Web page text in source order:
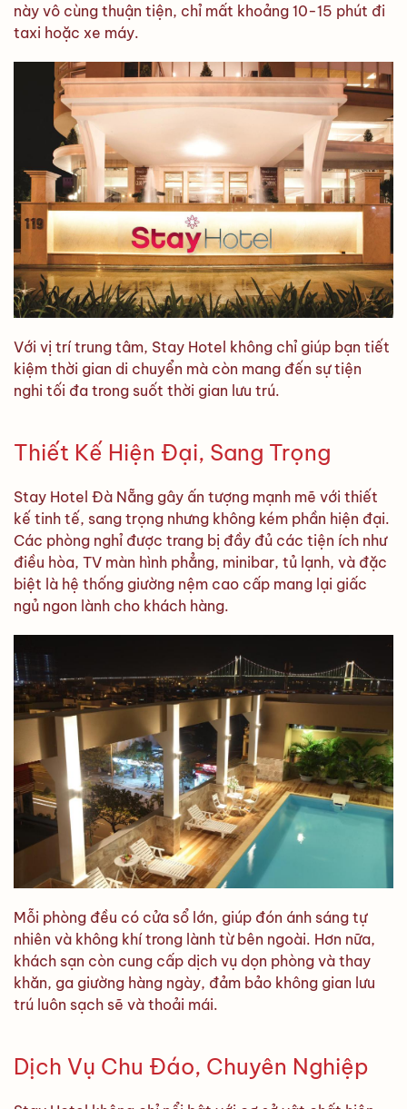
này vô cùng thuận tiện, chỉ mất khoảng 10-15 phút đi
taxi hoặc xe máy.
Với vị trí trung tâm, Stay Hotel không chỉ giúp bạn tiết
kiệm thời gian di chuyển mà còn mang đến sự tiện
nghi tối đa trong suốt thời gian lưu trú.
Thiết Kế Hiện Đại, Sang Trọng
Stay Hotel Đà Nẵng gây ấn tượng mạnh mẽ với thiết
kế tinh tế, sang trọng nhưng không kém phần hiện đại.
Các phòng nghỉ được trang bị đầy đủ các tiện ích như
điều hòa, TV màn hình phẳng, minibar, tủ lạnh, và đặc
biệt là hệ thống giường nệm cao cấp mang lại giấc
ngủ ngon lành cho khách hàng.
Mỗi phòng đều có cửa sổ lớn, giúp đón ánh sáng tự
nhiên và không khí trong lành từ bên ngoài. Hơn nữa,
khách sạn còn cung cấp dịch vụ dọn phòng và thay
khăn, ga giường hàng ngày, đảm bảo không gian lưu
trú luôn sạch sẽ và thoải mái.
Dịch Vụ Chu Đáo, Chuyên Nghiệp